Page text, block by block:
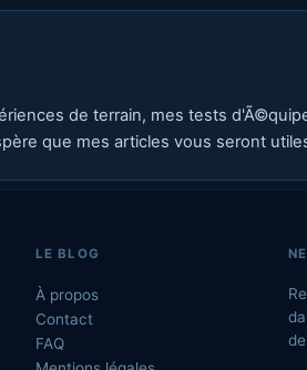
de terrain, mes tests
que mes articles vous seront
LE BLOG
À propos
Contact
FAQ